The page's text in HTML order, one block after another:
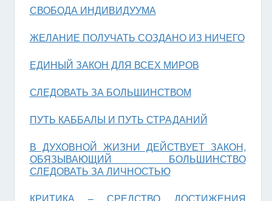
СВОБОДА ИНДИВИДУУМА
ЖЕЛАНИЕ ПОЛУЧАТЬ СОЗДАНО ИЗ НИЧЕГО
ЕДИНЫЙ ЗАКОН ДЛЯ ВСЕХ МИРОВ
СЛЕДОВАТЬ ЗА БОЛЬШИНСТВОМ
ПУТЬ КАББАЛЫ И ПУТЬ СТРАДАНИЙ
В ДУХОВНОЙ ЖИЗНИ ДЕЙСТВУЕТ ЗАКОН,
ОБЯЗЫВАЮЩИЙ БОЛЬШИНСТВО
СЛЕДОВАТЬ ЗА ЛИЧНОСТЬЮ
КРИТИКА – СРЕДСТВО ДОСТИЖЕНИЯ